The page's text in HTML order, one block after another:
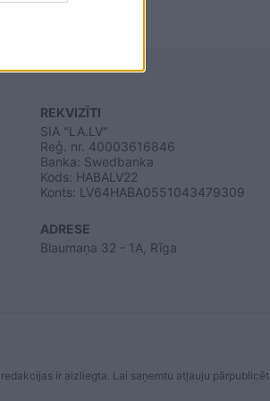
REKVIZĪTI
SIA "LA.LV"
Reģ. nr. 40003616846
Banka: Swedbanka
Kods: HABALV22
Konts: LV64HABA0551043479309
ADRESE
Blaumaņa 32 - 1A, Rīga
ir aizliegta. Lai saņemtu atļauju pārpublicēt